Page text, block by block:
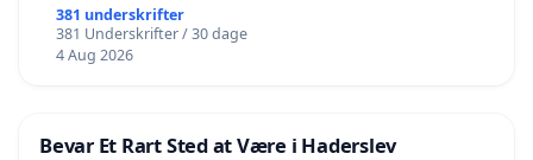
381 underskrifter
381 Underskrifter / 30 dage
4 Aug 2026
Bevar Et Rart Sted at Være i Haderslev